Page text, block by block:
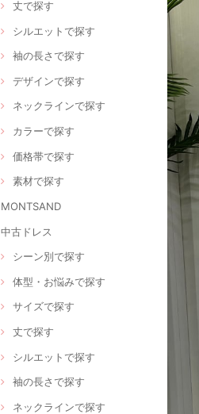
丈で探す
シルエットで探す
袖の長さで探す
デザインで探す
ネックラインで探す
カラーで探す
価格帯で探す
素材で探す
MONTSAND
中古ドレス
シーン別で探す
体型・お悩みで探す
サイズで探す
丈で探す
シルエットで探す
袖の長さで探す
ネックラインで探す